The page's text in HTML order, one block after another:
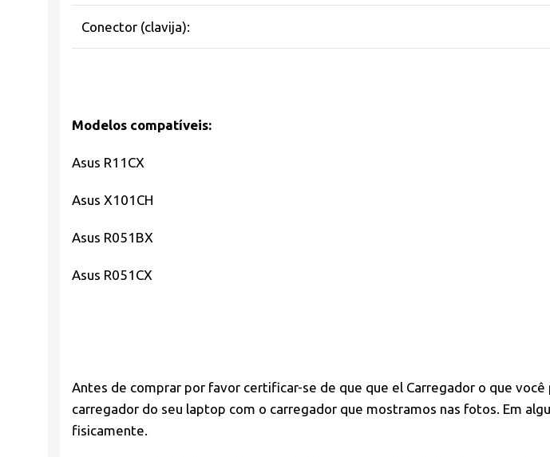
Conector (clavija):
Modelos compatíveis:
Asus R11CX
Asus X101CH
Asus R051BX
Asus R051CX
Antes de comprar por favor certificar-se de que que el Carregador o que
carregador do seu laptop com o carregador que mostramos nas fotos. Em
fisicamente.